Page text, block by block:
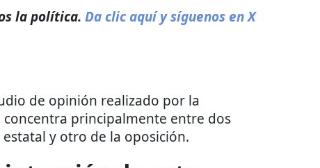
la política. Da clic aquí y síguenos en X
de opinión realizado por la
concentra principalmente entre dos
y otro de la oposición.